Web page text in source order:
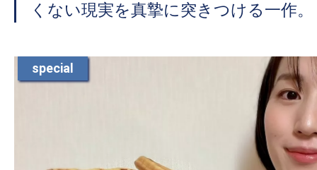
くない現実を真摯に突きつける一作。
special